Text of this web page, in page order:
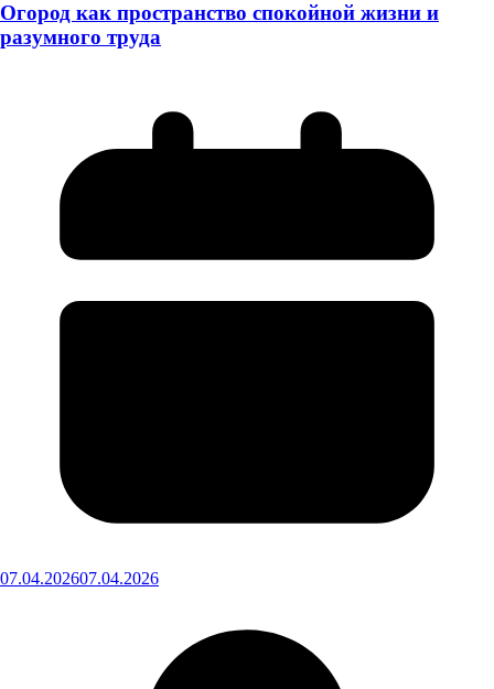
Огород как пространство спокойной жизни и
разумного труда
07.04.202607.04.2026